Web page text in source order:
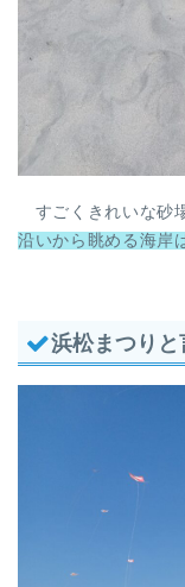
すごくきれいな砂
沿いから眺める海岸
浜松まつり